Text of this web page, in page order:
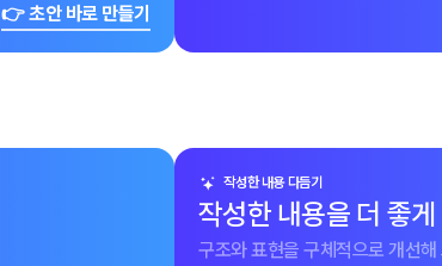
👉 초안 바로 만들기
작성한 내용 다듬기
작성한 내용을 더 좋
구조와 표현을 구체적으로 개선해